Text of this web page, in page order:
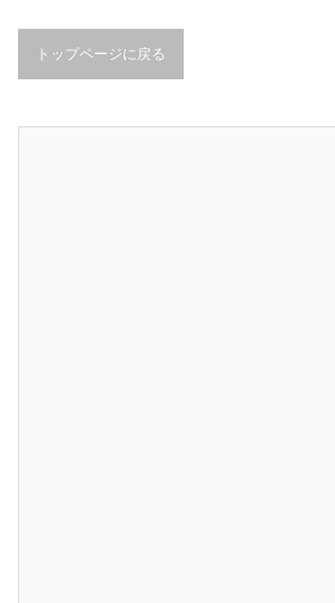
トップページに戻る